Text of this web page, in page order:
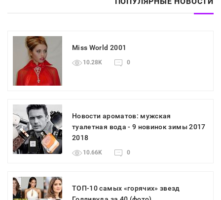
Miss World 2001
10.28K 0
Новости ароматов: мужская
туалетная вода - 9 новинок зимы 2017
2018
10.66K 0
ТОП-10 самых «горячих» звезд